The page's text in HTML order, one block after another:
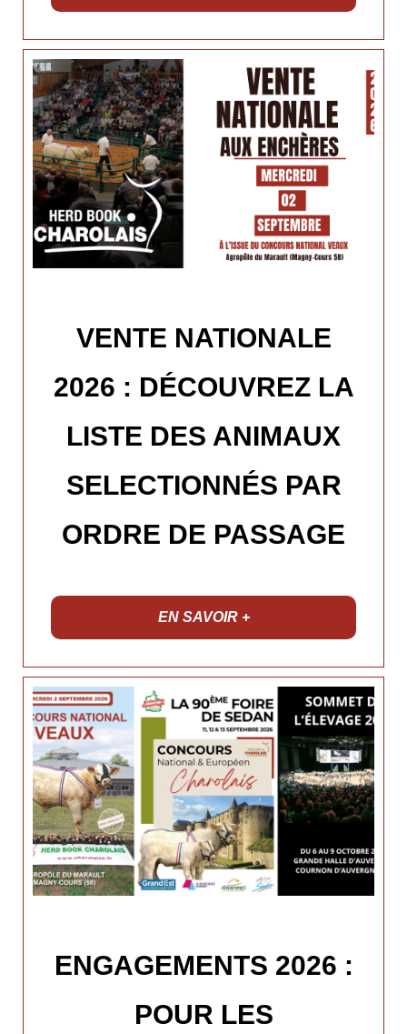
VENTE NATIONALE
2026 : DÉCOUVREZ LA
LISTE DES ANIMAUX
SELECTIONNÉS PAR
ORDRE DE PASSAGE
EN SAVOIR +
ENGAGEMENTS 2026 :
POUR LES